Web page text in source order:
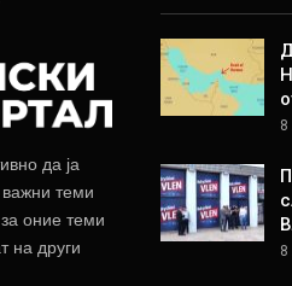
да ја
теми
оние теми
на други
8
8